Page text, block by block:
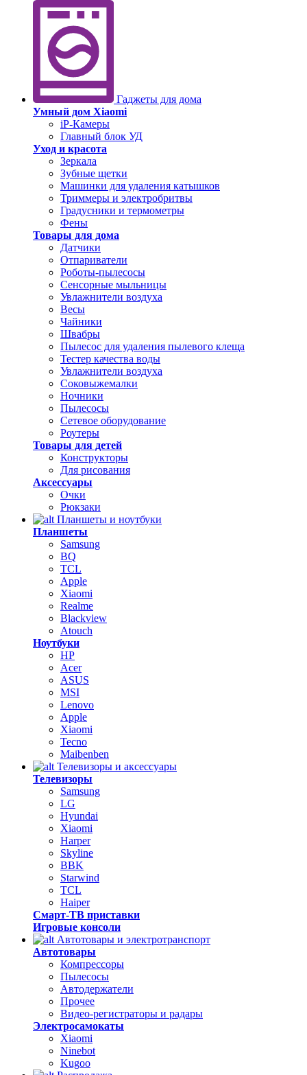
Гаджеты для дома
Умный дом Xiaomi
iP-Камеры
Главный блок УД
Уход и красота
Зеркала
Зубные щетки
Машинки для удаления катышков
Триммеры и электробритвы
Градусники и термометры
Фены
Товары для дома
Датчики
Отпариватели
Роботы-пылесосы
Сенсорные мыльницы
Увлажнители воздуха
Весы
Чайники
Швабры
Пылесос для удаления пылевого клеща
Тестер качества воды
Увлажнители воздуха
Соковыжемалки
Ночники
Пылесосы
Сетевое оборудование
Роутеры
Товары для детей
Конструкторы
Для рисования
Аксессуары
Очки
Рюкзаки
Планшеты и ноутбуки
Планшеты
Samsung
BQ
TCL
Apple
Xiaomi
Realme
Blackview
Atouch
Ноутбуки
HP
Acer
ASUS
MSI
Lenovo
Apple
Xiaomi
Tecno
Maibenben
Телевизоры и аксессуары
Телевизоры
Samsung
LG
Hyundai
Xiaomi
Harper
Skyline
BBK
Starwind
TCL
Haiper
Смарт-ТВ приставки
Игровые консоли
Автотовары и электротранспорт
Автотовары
Компрессоры
Пылесосы
Автодержатели
Прочее
Видео-регистраторы и радары
Электросамокаты
Xiaomi
Ninebot
Kugoo